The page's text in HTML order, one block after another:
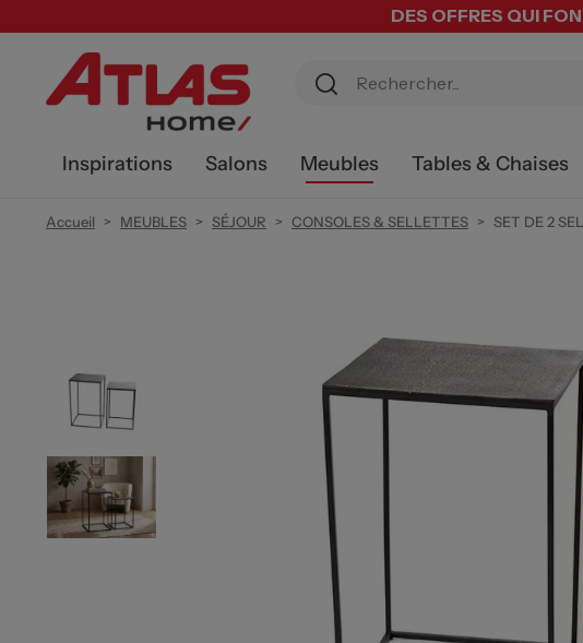
DES OFFRES QUI
Inspirations Salons Meubles Tables & Chaises
Accueil MEUBLES SÉJOUR CONSOLES & SELLETTES SET DE 2